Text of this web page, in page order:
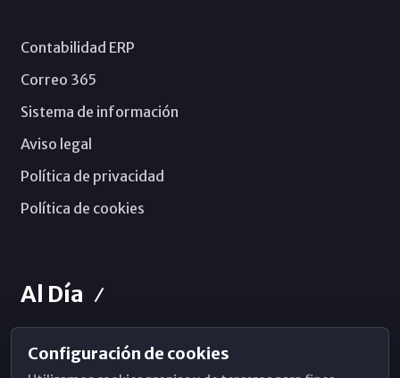
Contabilidad ERP
Correo 365
Sistema de información
Aviso legal
Política de privacidad
Política de cookies
Al Día
Horarios de Misa
Configuración de cookies